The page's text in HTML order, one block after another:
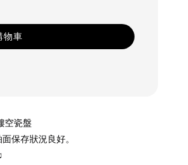
物車
空瓷盤
保存狀況良好。